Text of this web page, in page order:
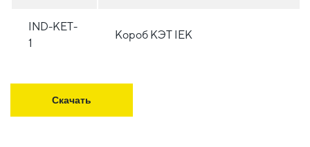
IND-KET-
1
Короб КЭТ IEK
Скачать